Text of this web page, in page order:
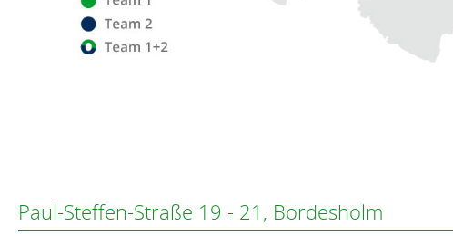
Heikendorf
Paul-Steffen-Straße 19 - 21, Bordesholm